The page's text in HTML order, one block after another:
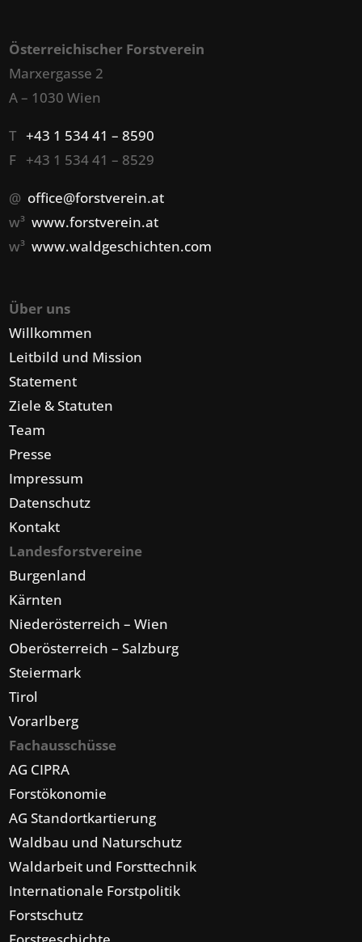
Österreichischer Forstverein
Marxergasse 2
A – 1030 Wien
T+43 1 534 41 – 8590
F +43 1 534 41 – 8529
@ office@forstverein.at
w³www.forstverein.at
w³www.waldgeschichten.com
Über uns
Willkommen
Leitbild und Mission
Statement
Ziele & Statuten
Team
Presse
Impressum
Datenschutz
Kontakt
Landesforstvereine
Burgenland
Kärnten
Niederösterreich – Wien
Oberösterreich – Salzburg
Steiermark
Tirol
Vorarlberg
Fachausschüsse
AG CIPRA
Forstökonomie
AG Standortkartierung
Waldbau und Naturschutz
Waldarbeit und Forsttechnik
Internationale Forstpolitik
Forstschutz